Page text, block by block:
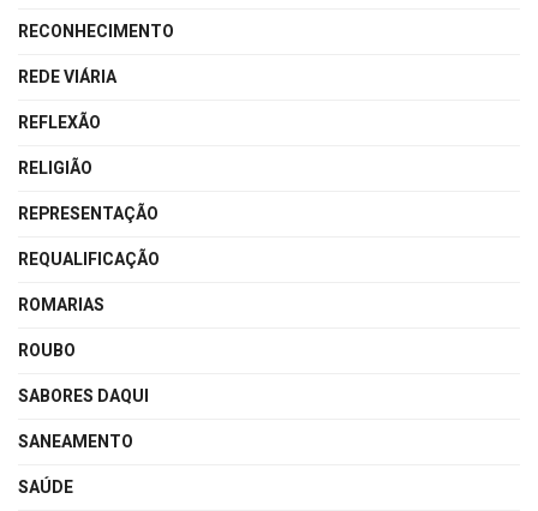
RECONHECIMENTO
REDE VIÁRIA
REFLEXÃO
RELIGIÃO
REPRESENTAÇÃO
REQUALIFICAÇÃO
ROMARIAS
ROUBO
SABORES DAQUI
SANEAMENTO
SAÚDE